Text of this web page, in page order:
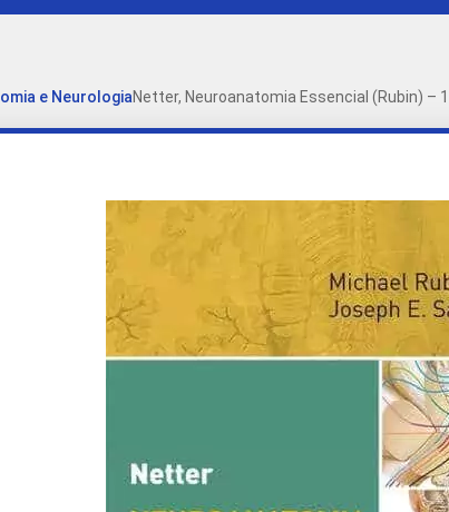
e NeurologiaNetter, Neuroanatomia Essencial (Rubin) –